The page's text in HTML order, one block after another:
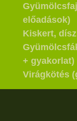
előadások)
Kiskert,
+ gyakorlat)
Virágkötés